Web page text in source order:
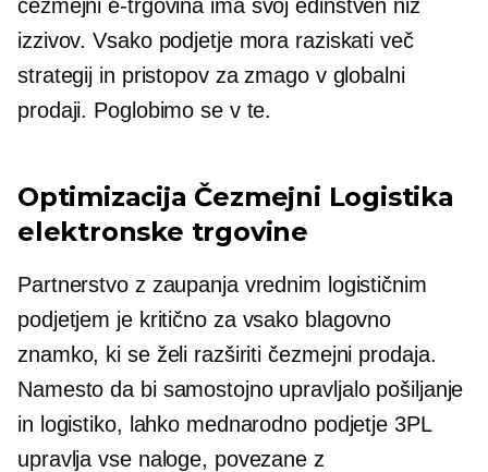
čezmejni e-trgovina ima svoj edinstven niz
izzivov. Vsako podjetje mora raziskati več
strategij in pristopov za zmago v globalni
prodaji. Poglobimo se v te.
Optimizacija Čezmejni Logistika
elektronske trgovine
Partnerstvo z zaupanja vrednim logističnim
podjetjem je kritičnoza vsako blagovno
znamko, ki se želi razširitičezmejni prodaja.
Namesto da bi samostojno upravljalo pošiljanje
in logistiko, lahko mednarodno podjetje 3PL
upravlja vse naloge, povezane z